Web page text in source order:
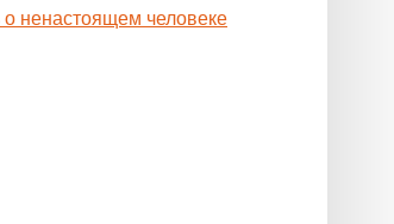
ненастоящем человеке